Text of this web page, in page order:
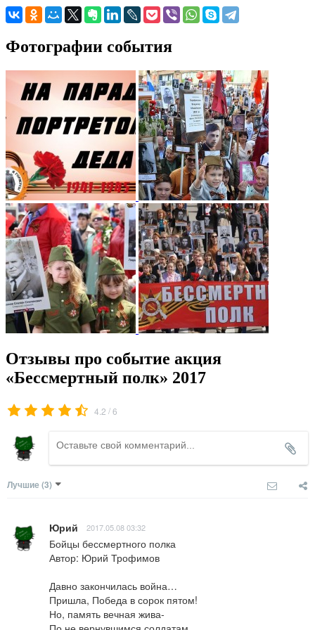
Фотографии события
Отзывы про событие акция
«Бессмертный полк» 2017
4.2 /6
Лучшие (3)
Юрий 2017.05.08 03:32
Бойцы бессмертного полка
Автор: Юрий Трофимов
Давно закончилась война…
Пришла, Победа в сорок пятом!
Но, память вечная жива-